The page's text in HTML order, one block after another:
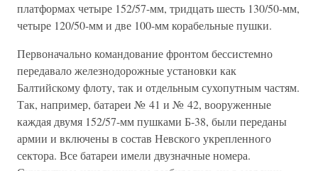
платформах четыре 152/57-мм, тридцать шесть 130/50-мм,
четыре 120/50-мм и две 100-мм корабельные пушки.
Первоначально командование фронтом бессистемно
передавало железнодорожные установки как
Балтийскому флоту, так и отдельным сухопутным частям.
Так, например, батареи № 41 и № 42, вооруженные
каждая двумя 152/57-мм пушками Б-38, были переданы
армии и включены в состав Невского укрепленного
сектора. Все батареи имели двузначные номера.